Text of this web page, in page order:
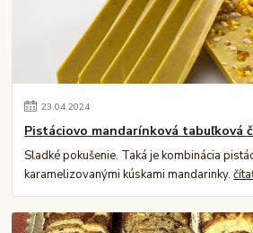
23.04.2024
Pistáciovo mandarínková tabuľková
Sladké pokušenie. Taká je kombinácia
karamelizovanými kúskami mandarinky.